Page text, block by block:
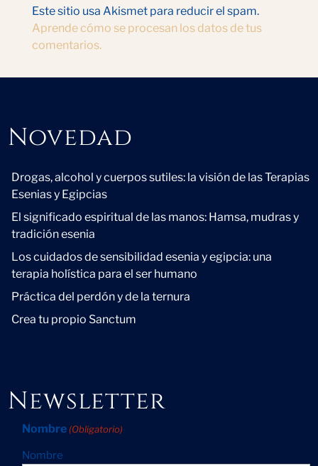
Este sitio usa Akismet para reducir el spam.
Aprende cómo se procesan los datos de tus
comentarios.
Novedad
Novedad
Drogas, alcohol y cuerpos sutiles: la visión de las Terapias
Esenias y Egipcias
El significado espiritual de las manos: Hamsa, mudras y
tradición esenia
Los cuidados de sensibilidad esenia y egipcia: una
terapia holística para el ser humano
Práctica del perdón y de la ternura
Crea tu propio Sanctum
Newsletter
Nombre (Obligatorio)
Nombre